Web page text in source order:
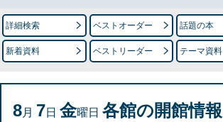
詳細検索 ベストオーダー 話題の本
新着資料 ベストリーダー テーマ資料
8月 7日 金曜日 各館の開館情報